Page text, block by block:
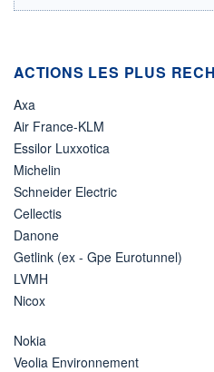
ACTIONS LES PLUS
Axa
Air France-KLM
Essilor Luxxotica
Michelin
Schneider Electric
Cellectis
Danone
Getlink (ex - Gpe Eurotunnel)
LVMH
Nicox
Nokia
Veolia Environnement